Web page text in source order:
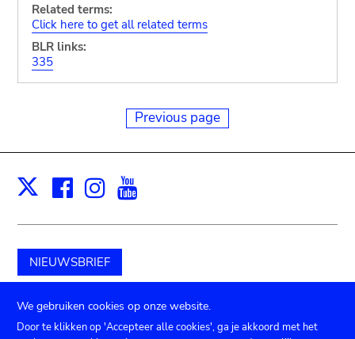
Related terms:
Click here to get all related terms
BLR links:
335
Previous page
X Facebook
Instagram
NIEUWSBRIEF
Schenk aan het museum
We gebruiken cookies op onze website.
Door te klikken op 'Accepteer alle cookies', ga je akkoord met het